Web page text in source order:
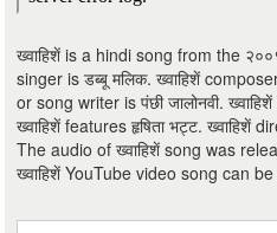
ख्वाहिशें is a hindi song from the
singer is डब्बू मलिक. ख्वाहिशें
or song writer is पंछी जालोनवी.
ख्वाहिशें features हृषिता भट्ट.
The audio of ख्वाहिशें song was
ख्वाहिशें YouTube video song can